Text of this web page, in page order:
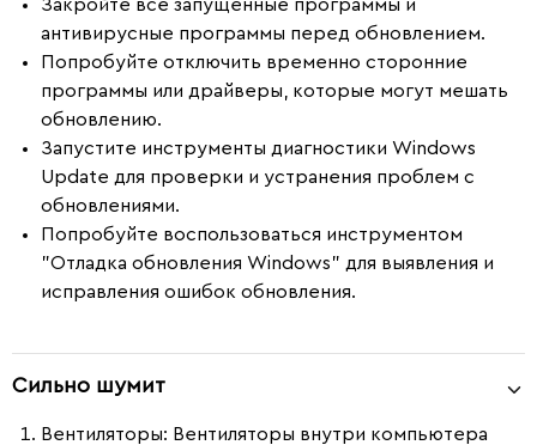
Закройте все запущенные программы и
антивирусные программы перед обновлением.
Попробуйте отключить временно сторонние
программы или драйверы, которые могут мешать
обновлению.
Запустите инструменты диагностики Windows
Update для проверки и устранения проблем с
обновлениями.
Попробуйте воспользоваться инструментом
"Отладка обновления Windows" для выявления и
исправления ошибок обновления.
Сильно шумит
Вентиляторы: Вентиляторы внутри компьютера